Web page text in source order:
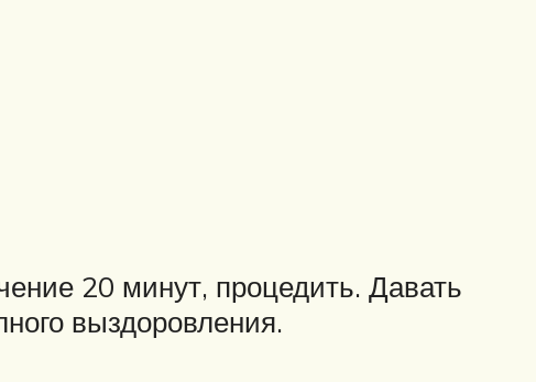
20 минут, процедить. Давать
выздоровления.